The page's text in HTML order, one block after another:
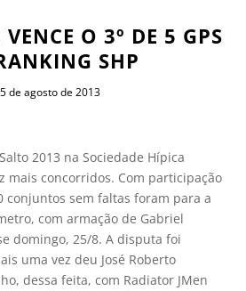
O 3º DE 5 GPS
SHP
de agosto de 2013
2013 na Sociedade Hípica
mais concorridos. Com participação
conjuntos sem faltas foram para a
com armação de Gabriel
domingo, 25/8. A disputa foi
uma vez deu José Roberto
dessa feita, com Radiator JMen